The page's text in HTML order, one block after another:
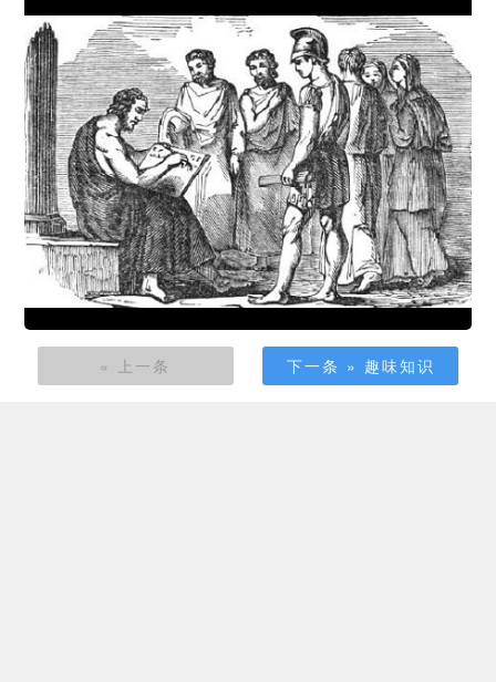
« 上一条 下一条 » 趣味知识